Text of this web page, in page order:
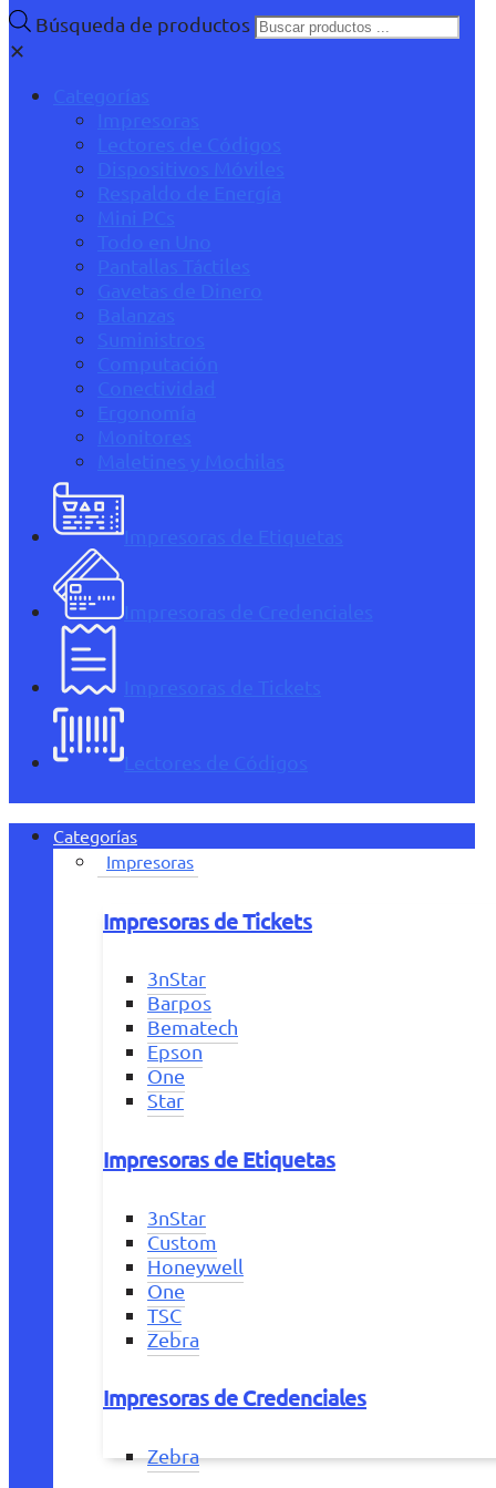
Búsqueda de productos
✕
Categorías
Impresoras
Lectores de Códigos
Dispositivos Móviles
Respaldo de Energía
Mini PCs
Todo en Uno
Pantallas Táctiles
Gavetas de Dinero
Balanzas
Suministros
Computación
Conectividad
Ergonomía
Monitores
Maletines y Mochilas
Impresoras de Etiquetas
Impresoras de Credenciales
Impresoras de Tickets
Lectores de Códigos
Categorías
Impresoras
Impresoras de Tickets
3nStar
Barpos
Bematech
Epson
One
Star
Impresoras de Etiquetas
3nStar
Custom
Honeywell
One
TSC
Zebra
Impresoras de Credenciales
Zebra